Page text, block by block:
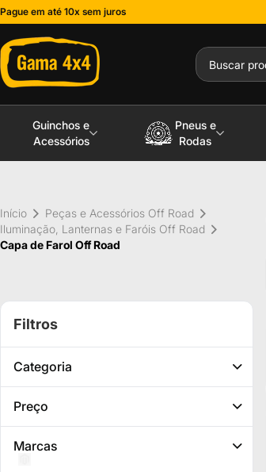
Pague em até 10x sem juros
Guinchos e
Acessórios
Pneus e
Rodas
Início
Peças e Acessórios Off Road
Iluminação, Lanternas e Faróis Off Road
Capa de Farol Off Road
Filtros
Categoria
Preço
Marcas